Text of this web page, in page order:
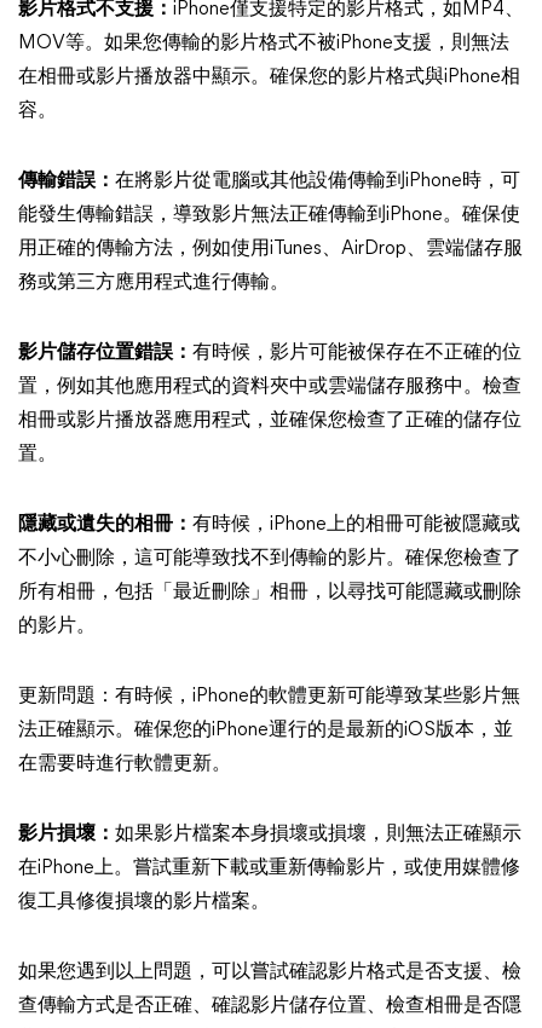
影片格式不支援： iPhone僅支援特定的影片格式，如MP4、
MOV等。如果您傳輸的影片格式不被iPhone支援，則無法
在相冊或影片播放器中顯示。確保您的影片格式與iPhone相
容。
傳輸錯誤： 在將影片從電腦或其他設備傳輸到iPhone時，可
能發生傳輸錯誤，導致影片無法正確傳輸到iPhone。確保使
用正確的傳輸方法，例如使用iTunes、AirDrop、雲端儲存服
務或第三方應用程式進行傳輸。
影片儲存位置錯誤： 有時候，影片可能被保存在不正確的位
置，例如其他應用程式的資料夾中或雲端儲存服務中。檢查
相冊或影片播放器應用程式，並確保您檢查了正確的儲存位
置。
隱藏或遺失的相冊： 有時候，iPhone上的相冊可能被隱藏或
不小心刪除，這可能導致找不到傳輸的影片。確保您檢查了
所有相冊，包括「最近刪除」相冊，以尋找可能隱藏或刪除
的影片。
更新問題：有時候，iPhone的軟體更新可能導致某些影片無
法正確顯示。確保您的iPhone運行的是最新的iOS版本，並
在需要時進行軟體更新。
影片損壞： 如果影片檔案本身損壞或損壞，則無法正確顯示
在iPhone上。嘗試重新下載或重新傳輸影片，或使用媒體修
復工具修復損壞的影片檔案。
如果您遇到以上問題，可以嘗試確認影片格式是否支援、檢
查傳輸方式是否正確、確認影片儲存位置、檢查相冊是否隱